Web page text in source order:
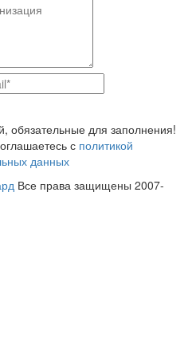
обязательные для заполнения!
с политикой
данных
Все права защищены 2007-